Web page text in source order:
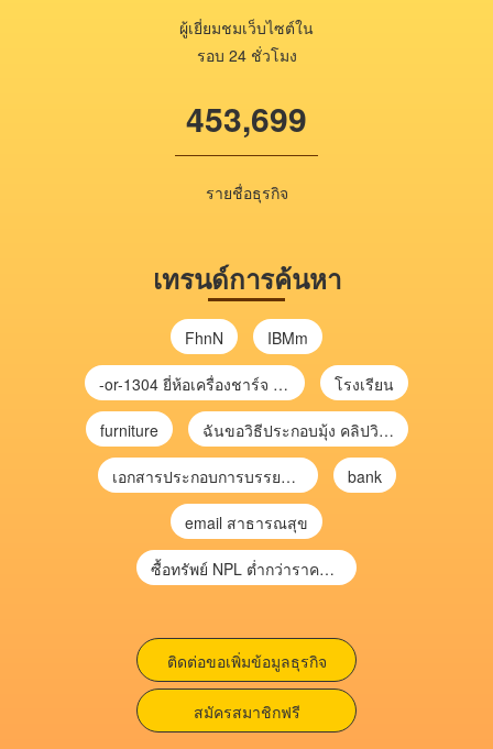
ผู้เยี่ยมชมเว็บไซต์ใน
รอบ 24 ชั่วโมง
453,699
รายชื่อธุรกิจ
เทรนด์การค้นหา
FhnN IBMm
-or-1304 ยี่ห้อเครื่องชาร์จ chargecore โรงเรียน
furniture ฉันขอวิธีประกอบมุ้ง คลิปวิดีโอ การประกอบมุ้ง
เอกสารประกอบการบรรยาย การประเมินความเสี่ยงเพื่อวางแผนการตรวจสอบ \ bank
email สาธารณสุข
ซื้อทรัพย์ NPL ต่ำกว่าราคาตลาด 30-70% แบบไม่ต้องไปประมูล”
ติดต่อขอเพิ่มข้อมูลธุรกิจ
สมัครสมาชิกฟรี